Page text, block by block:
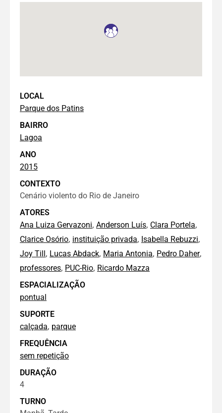
LOCAL
Parque dos Patins
BAIRRO
Lagoa
ANO
2015
CONTEXTO
Cenário violento do Rio de Janeiro
ATORES
Ana Luiza Gervazoni, Anderson Luís, Clara Portela,
Clarice Osório, instituição privada, Isabella Rebuzzi,
Joy Till, Lucas Abdack, Maria Antonia, Pedro Daher,
professores, PUC-Rio, Ricardo Mazza
ESPACIALIZAÇÃO
pontual
SUPORTE
calçada, parque
FREQUÊNCIA
sem repetição
DURAÇÃO
4
TURNO